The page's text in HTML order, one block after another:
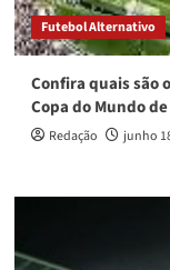
Futebol Alternativo
Confira quais são
Copa do Mundo
Redação junho